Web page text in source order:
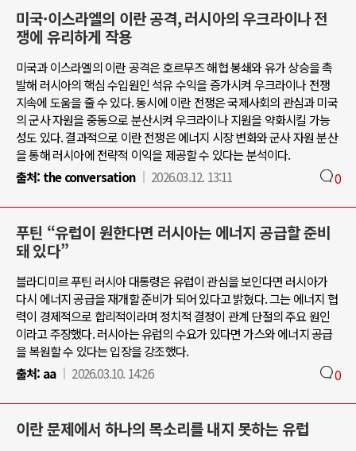
미국·이스라엘의 이란 공격, 러시아의 우크라이나 전
쟁에 유리하게 작용
미국과 이스라엘의 이란 공격은 호르무즈 해협 봉쇄와 유가 상승을 촉
발해 러시아의 핵심 수입원인 석유 수익을 증가시켜 우크라이나 전쟁
지속에 도움을 줄 수 있다. 동시에 이란 전쟁은 국제사회의 관심과 미국
의 군사 자원을 중동으로 분산시켜 우크라이나 지원을 약화시킬 가능
성도 있다. 결과적으로 이란 전쟁은 에너지 시장 변화와 군사 자원 분산
을 통해 러시아에 전략적 이익을 제공할 수 있다는 분석이다.
출처: the conversation 2026.03.12. 13:11 0
푸틴 “유럽이 원한다면 러시아는 에너지 공급할 준비
돼 있다”
블라디미르 푸틴 러시아 대통령은 유럽이 관심을 보인다면 러시아가
다시 에너지 공급을 재개할 준비가 되어 있다고 밝혔다. 그는 에너지 협
력이 경제적으로 합리적이라며 정치적 결정이 관계 단절의 주요 원인
이라고 주장했다. 러시아는 유럽의 수요가 있다면 가스와 에너지 공급
을 복원할 수 있다는 입장을 강조했다.
출처: aa 2026.03.10. 14:26 0
이란 문제에서 하나의 목소리를 내지 못하는 유럽